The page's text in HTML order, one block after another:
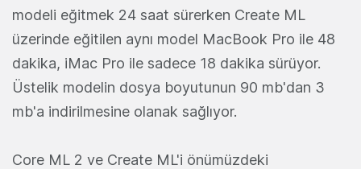
modeli eğitmek 24 saat sürerken Create ML
üzerinde eğitilen aynı model MacBook Pro ile 48
dakika, iMac Pro ile sadece 18 dakika sürüyor.
Üstelik modelin dosya boyutunun 90 mb'dan 3
mb'a indirilmesine olanak sağlıyor.
Core ML 2 ve Create ML'i önümüzdeki